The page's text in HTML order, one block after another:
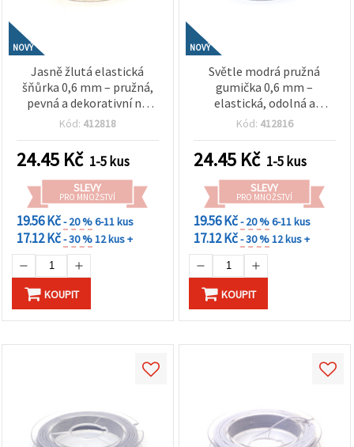
NOVÝ
Jasně žlutá elastická
šňůrka 0,6 mm – pružná,
pevná a dekorativní na
tvoření, cca 10 m role
Kód: 412818
24.45 Kč 1-5 kus
SLEVY
PRO MNOŽSTVÍ
19.56 Kč- 20 %6-11 kus
17.12 Kč- 30 %12 kus +
KOUPIT
NOVÝ
Světle modrá pružná
gumička 0,6 mm –
elastická, odolná a
dekorativní šňůrka na
(návinek)
Kód: 412816
24.45 Kč 1-5 kus
SLEVY
PRO MNOŽSTVÍ
19.56 Kč- 20 %6-11 kus
17.12 Kč- 30 %12 kus +
KOUPIT